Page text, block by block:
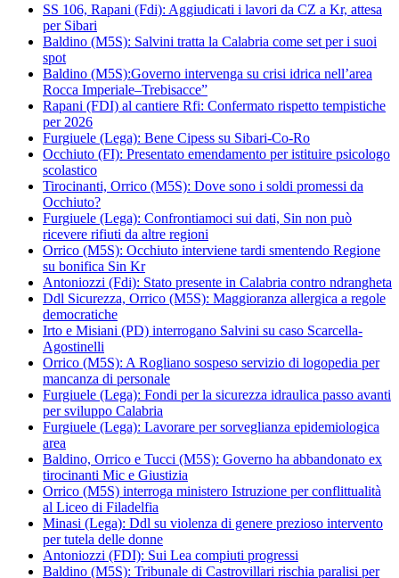
SS 106, Rapani (Fdi): Aggiudicati i lavori da CZ a Kr, attesa
per Sibari
Baldino (M5S): Salvini tratta la Calabria come set per i suoi
spot
Baldino (M5S):Governo intervenga su crisi idrica nell’area
Rocca Imperiale–Trebisacce”
Rapani (FDI) al cantiere Rfi: Confermato rispetto tempistiche
per 2026
Furgiuele (Lega): Bene Cipess su Sibari-Co-Ro
Occhiuto (FI): Presentato emendamento per istituire psicologo
scolastico
Tirocinanti, Orrico (M5S): Dove sono i soldi promessi da
Occhiuto?
Furgiuele (Lega): Confrontiamoci sui dati, Sin non può
ricevere rifiuti da altre regioni
Orrico (M5S): Occhiuto interviene tardi smentendo Regione
su bonifica Sin Kr
Antoniozzi (Fdi): Stato presente in Calabria contro ndrangheta
Ddl Sicurezza, Orrico (M5S): Maggioranza allergica a regole
democratiche
Irto e Misiani (PD) interrogano Salvini su caso Scarcella-
Agostinelli
Orrico (M5S): A Rogliano sospeso servizio di logopedia per
mancanza di personale
Furgiuele (Lega): Fondi per la sicurezza idraulica passo avanti
per sviluppo Calabria
Furgiuele (Lega): Lavorare per sorveglianza epidemiologica
area
Baldino, Orrico e Tucci (M5S): Governo ha abbandonato ex
tirocinanti Mic e Giustizia
Orrico (M5S) interroga ministero Istruzione per conflittualità
al Liceo di Filadelfia
Minasi (Lega): Ddl su violenza di genere prezioso intervento
per tutela delle donne
Antoniozzi (FDI): Sui Lea compiuti progressi
Baldino (M5S): Tribunale di Castrovillari rischia paralisi per